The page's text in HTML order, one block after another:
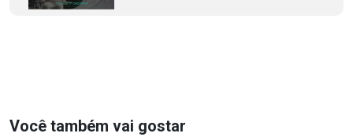
Você também vai gostar